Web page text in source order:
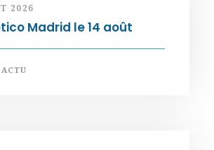
2026
Madrid le 14 août